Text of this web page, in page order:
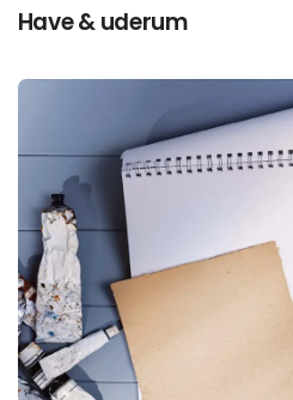
Have & uderum